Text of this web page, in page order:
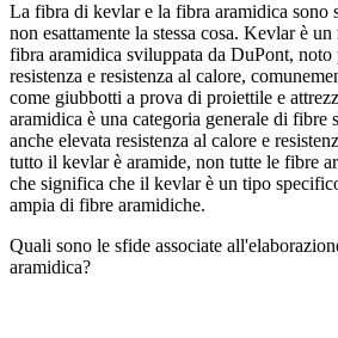
La fibra di kevlar e la fibra aramidica sono
non esattamente la stessa cosa. Kevlar è
fibra aramidica sviluppata da DuPont, noto
resistenza e resistenza al calore,
come giubbotti a prova di proiettile e
aramidica è una categoria generale di fibre
anche elevata resistenza al calore e
tutto il kevlar è aramide, non tutte le fibre
che significa che il kevlar è un tipo
ampia di fibre aramidiche.
Quali sono le sfide associate
aramidica?